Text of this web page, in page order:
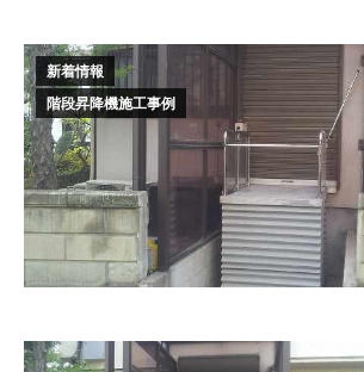
新着情報
階段昇降機施工事例